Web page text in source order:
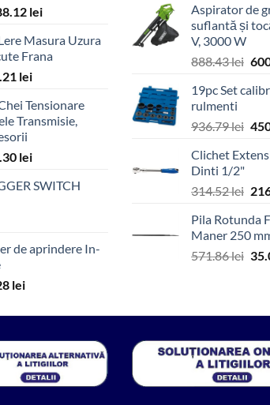
lei
Masura Uzura
Frana
lei
Tensionare
Transmisie,
lei
SWITCH
de aprindere In-
lei
a
fost:
7,894.96 lei.
Aspirator de
suflantă și
V, 3000 W
888.43lei
a
19pc Set
rulmenti
936.79lei
a
Clichet
Dinti 1/2"
314.52lei
a
Pila Rotunda
Maner 250
571.86lei